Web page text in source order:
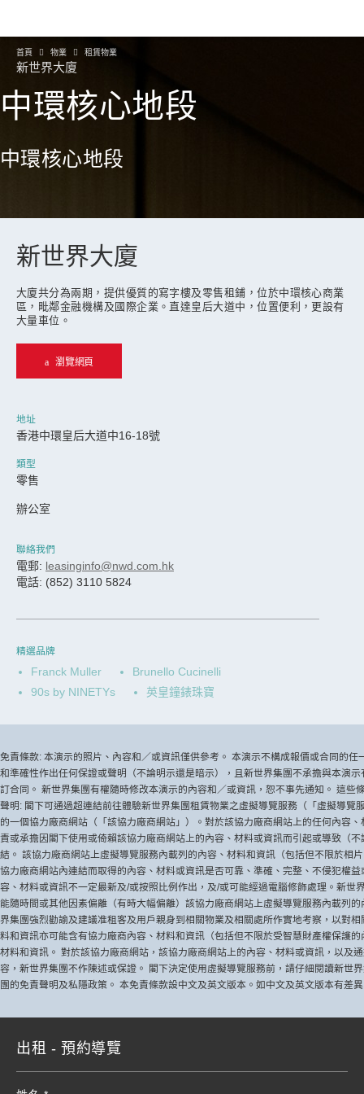
首頁 物業 租賃物業
新世界大廈
中環核心地段
中環核心地段
新世界大廈
大廈共分為兩期，提供優質的寫字樓及零售租鋪，位於中環核心商業
區，毗鄰金融機構及國際企業。直達皇后大道中，位置便利，更設有
大量車位。
瀏覽網頁
地址
香港中環皇后大道中16-18號
類型
零售
辦公室
聯絡我們
電郵: leasinginfo@nwd.com.hk
電話: (852) 3110 5824
精選品牌
Franck Muller
Brunello Cucinelli
90s by NINETYs
英皇鐘錶珠寶
免責條款: 本演示的照片、內容和／或資訊僅供參考。 本演示不構成報價或合同的
和準確性作出任何保證或聲明（不論明示還是暗示），且新世界集團不承擔與本演
訂合同。 新世界集團有權隨時修改本演示的內容和／或資訊，恕不事先通知。 這
聲明: 閣下可通過超連結前往體驗新世界集團租賃物業之虛擬導覽服務（「虛擬導
的一個協力廠商網站（「該協力廠商網站」）。對於該協力廠商網站上的任何內容
責或承擔因閣下使用或倚賴該協力廠商網站上的內容、材料或資訊而引起或導致（
結。 該協力廠商網站上虛擬導覽服務內載列的內容、材料和資訊（包括但不限於相
協力廠商網站內連結而取得的內容、材料或資訊是否可靠、準確、完整、不侵犯權
容、材料或資訊不一定最新及/或按照比例作出，及/或可能經過電腦修飾處理。新
能隨時間或其他因素偏離（有時大幅偏離）該協力廠商網站上虛擬導覽服務內載列
界集團強烈勸諭及建議准租客及用戶親身到相關物業及相關處所作實地考察，以對
料和資訊亦可能含有協力廠商內容、材料和資訊（包括但不限於受智慧財產權保護
材料和資訊。 對於該協力廠商網站，該協力廠商網站上的內容、材料或資訊，以及
容，新世界集團不作陳述或保證。 閣下決定使用虛擬導覽服務前，請仔細閱讀新世
團的免責聲明及私隱政策。 本免責條款設中文及英文版本。如中文及英文版本有差
出租 - 預約導覽